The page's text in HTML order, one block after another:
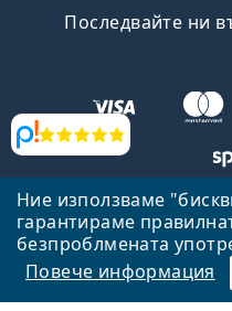
Ние използваме
гарантираме
безпроблмената
Повече информация
Прегледи
Последвайте ни
Назад към
Lentiamo.bg е собственост
Република Чехия
Тук сме